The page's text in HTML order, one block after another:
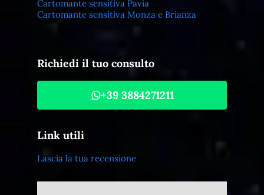
Cartomante sensitiva Pavia
Cartomante sensitiva Monza e Brianza
Richiedi il tuo consulto
+39 3884271211
Link utili
Lascia la tua recensione